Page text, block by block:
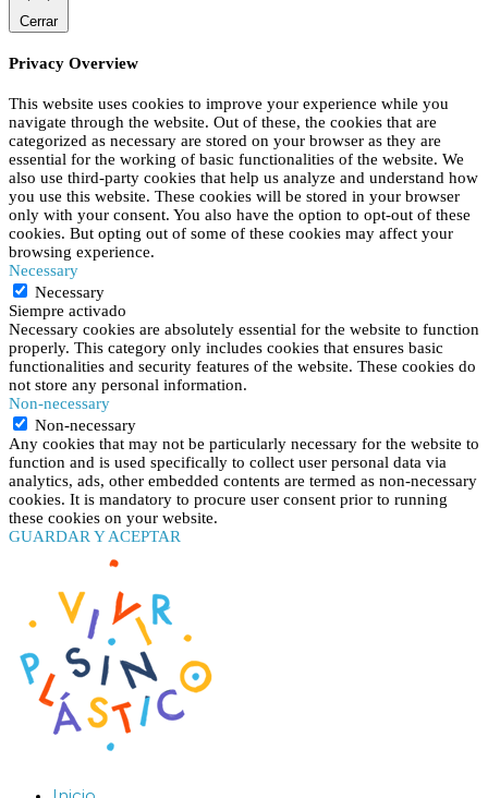
Cerrar
Privacy Overview
This website uses cookies to improve your experience while you
navigate through the website. Out of these, the cookies that are
categorized as necessary are stored on your browser as they are
essential for the working of basic functionalities of the website. We
also use third-party cookies that help us analyze and understand how
you use this website. These cookies will be stored in your browser
only with your consent. You also have the option to opt-out of these
cookies. But opting out of some of these cookies may affect your
browsing experience.
Necessary
Necessary
Siempre activado
Necessary cookies are absolutely essential for the website to function
properly. This category only includes cookies that ensures basic
functionalities and security features of the website. These cookies do
not store any personal information.
Non-necessary
Non-necessary
Any cookies that may not be particularly necessary for the website to
function and is used specifically to collect user personal data via
analytics, ads, other embedded contents are termed as non-necessary
cookies. It is mandatory to procure user consent prior to running
these cookies on your website.
GUARDAR Y ACEPTAR